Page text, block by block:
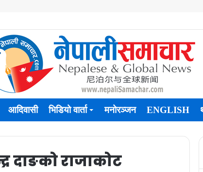
आदिवासी भिडियो वार्ता मनोरञ्जन ENGLISH
दाङको राजाकोट